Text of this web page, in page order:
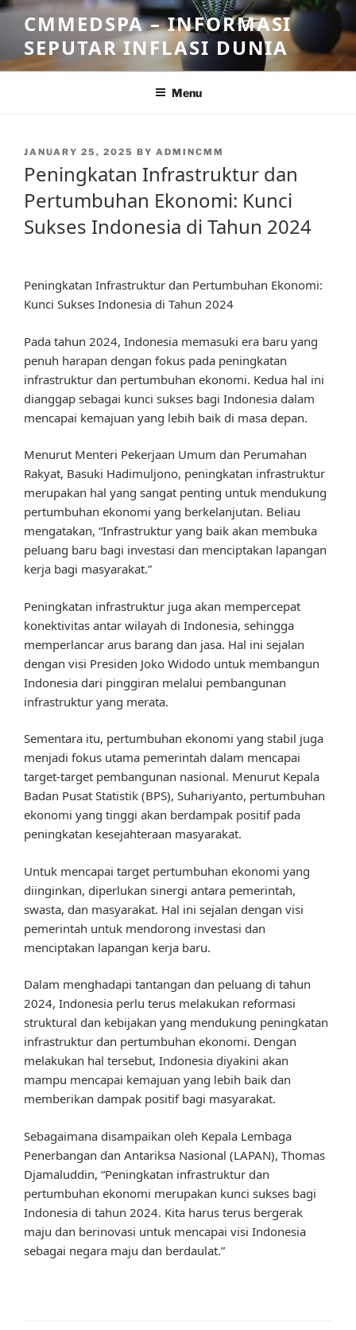
Skip
content
CMMEDSPA – INFORMASI
SEPUTAR INFLASI DUNIA
Menu
POSTED
JANUARY 25, 2025 BY ADMINCMM
Peningkatan Infrastruktur dan
Pertumbuhan Ekonomi: Kunci
Sukses Indonesia di Tahun 2024
Peningkatan Infrastruktur dan Pertumbuhan Ekonomi:
Kunci Sukses Indonesia di Tahun 2024
Pada tahun 2024, Indonesia memasuki era baru yang
penuh harapan dengan fokus pada peningkatan
infrastruktur dan pertumbuhan ekonomi. Kedua hal ini
dianggap sebagai kunci sukses bagi Indonesia dalam
mencapai kemajuan yang lebih baik di masa depan.
Menurut Menteri Pekerjaan Umum dan Perumahan
Rakyat, Basuki Hadimuljono, peningkatan infrastruktur
merupakan hal yang sangat penting untuk mendukung
pertumbuhan ekonomi yang berkelanjutan. Beliau
mengatakan, “Infrastruktur yang baik akan membuka
peluang baru bagi investasi dan menciptakan lapangan
kerja bagi masyarakat.”
Peningkatan infrastruktur juga akan mempercepat
konektivitas antar wilayah di Indonesia, sehingga
memperlancar arus barang dan jasa. Hal ini sejalan
dengan visi Presiden Joko Widodo untuk membangun
Indonesia dari pinggiran melalui pembangunan
infrastruktur yang merata.
Sementara itu, pertumbuhan ekonomi yang stabil juga
menjadi fokus utama pemerintah dalam mencapai
target-target pembangunan nasional. Menurut Kepala
Badan Pusat Statistik (BPS), Suhariyanto, pertumbuhan
ekonomi yang tinggi akan berdampak positif pada
peningkatan kesejahteraan masyarakat.
Untuk mencapai target pertumbuhan ekonomi yang
diinginkan, diperlukan sinergi antara pemerintah,
swasta, dan masyarakat. Hal ini sejalan dengan visi
pemerintah untuk mendorong investasi dan
menciptakan lapangan kerja baru.
Dalam menghadapi tantangan dan peluang di tahun
2024, Indonesia perlu terus melakukan reformasi
struktural dan kebijakan yang mendukung peningkatan
infrastruktur dan pertumbuhan ekonomi. Dengan
melakukan hal tersebut, Indonesia diyakini akan
mampu mencapai kemajuan yang lebih baik dan
memberikan dampak positif bagi masyarakat.
Sebagaimana disampaikan oleh Kepala Lembaga
Penerbangan dan Antariksa Nasional (LAPAN), Thomas
Djamaluddin, “Peningkatan infrastruktur dan
pertumbuhan ekonomi merupakan kunci sukses bagi
Indonesia di tahun 2024. Kita harus terus bergerak
maju dan berinovasi untuk mencapai visi Indonesia
sebagai negara maju dan berdaulat.”